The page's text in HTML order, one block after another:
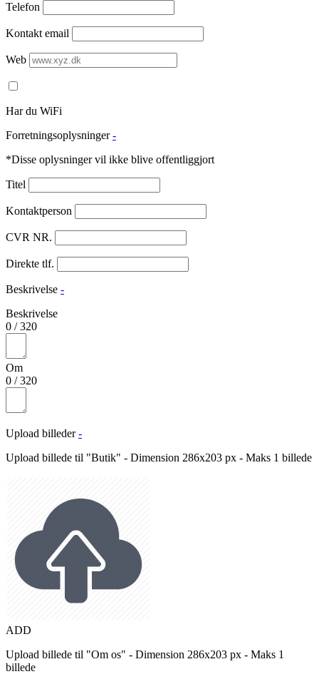
Telefon
Kontakt email
Web
Har du WiFi
Forretningsoplysninger -
*Disse oplysninger vil ikke blive offentliggjort
Titel
Kontaktperson
CVR NR.
Direkte tlf.
Beskrivelse -
Beskrivelse
0 /320
Om
0 /320
Upload billeder -
Upload billede til "Butik" - Dimension 286x203 px - Maks 1 billede
ADD
Upload billede til "Om os" - Dimension 286x203 px - Maks 1
billede